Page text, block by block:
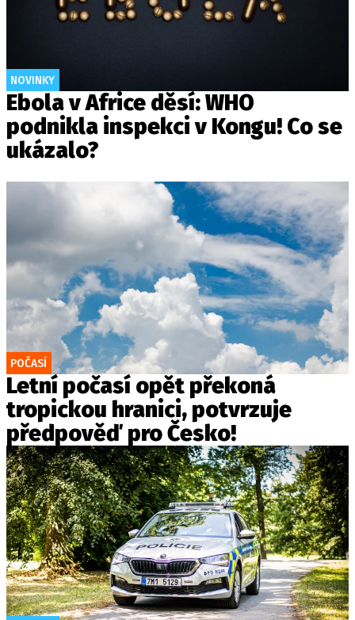
NOVINKY
Ebola v Africe děsí: WHO
podnikla inspekci v Kongu! Co se
ukázalo?
POČASÍ
Letní počasí opět překoná
tropickou hranici, potvrzuje
předpověď pro Česko!